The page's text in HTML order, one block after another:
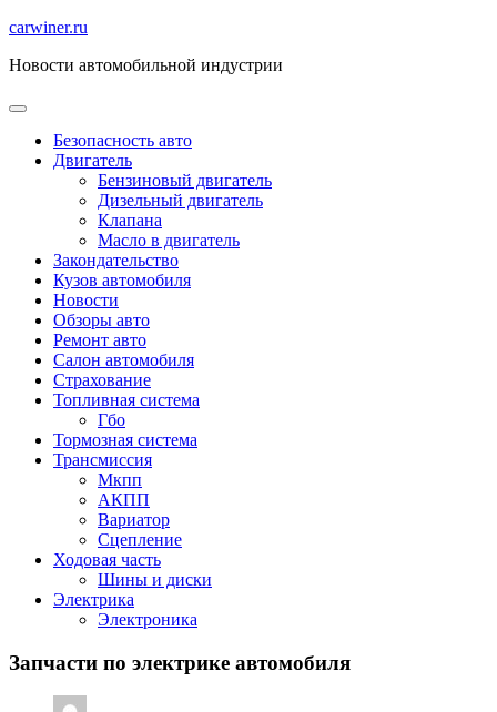
Перейти
содержимому
carwiner.ru
Новости автомобильной индустрии
Безопасность авто
Двигатель
Бензиновый двигатель
Дизельный двигатель
Клапана
Масло в двигатель
Закондательство
Кузов автомобиля
Новости
Обзоры авто
Ремонт авто
Салон автомобиля
Страхование
Топливная система
Гбо
Тормозная система
Трансмиссия
Мкпп
АКПП
Вариатор
Сцепление
Ходовая часть
Шины и диски
Электрика
Электроника
Запчасти по электрике автомобиля